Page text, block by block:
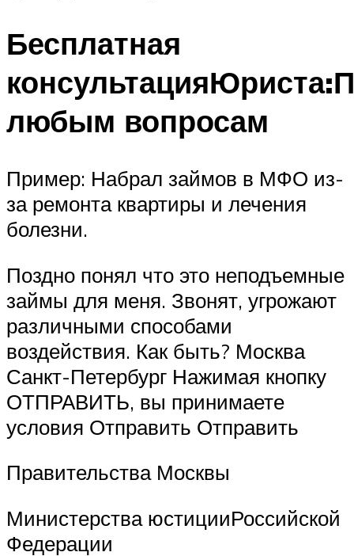
Бесплатная
любым вопросам
Пример: Набрал займов в МФО из-
за ремонта квартиры и лечения
болезни.
Поздно понял что это неподъемные
займы для меня. Звонят, угрожают
различными способами
воздействия. Как быть? Москва
Санкт-Петербург Нажимая кнопку
ОТПРАВИТЬ, вы принимаете
условия Отправить Отправить
Правительства Москвы
Министерства юстицииРоссийской
Федерации